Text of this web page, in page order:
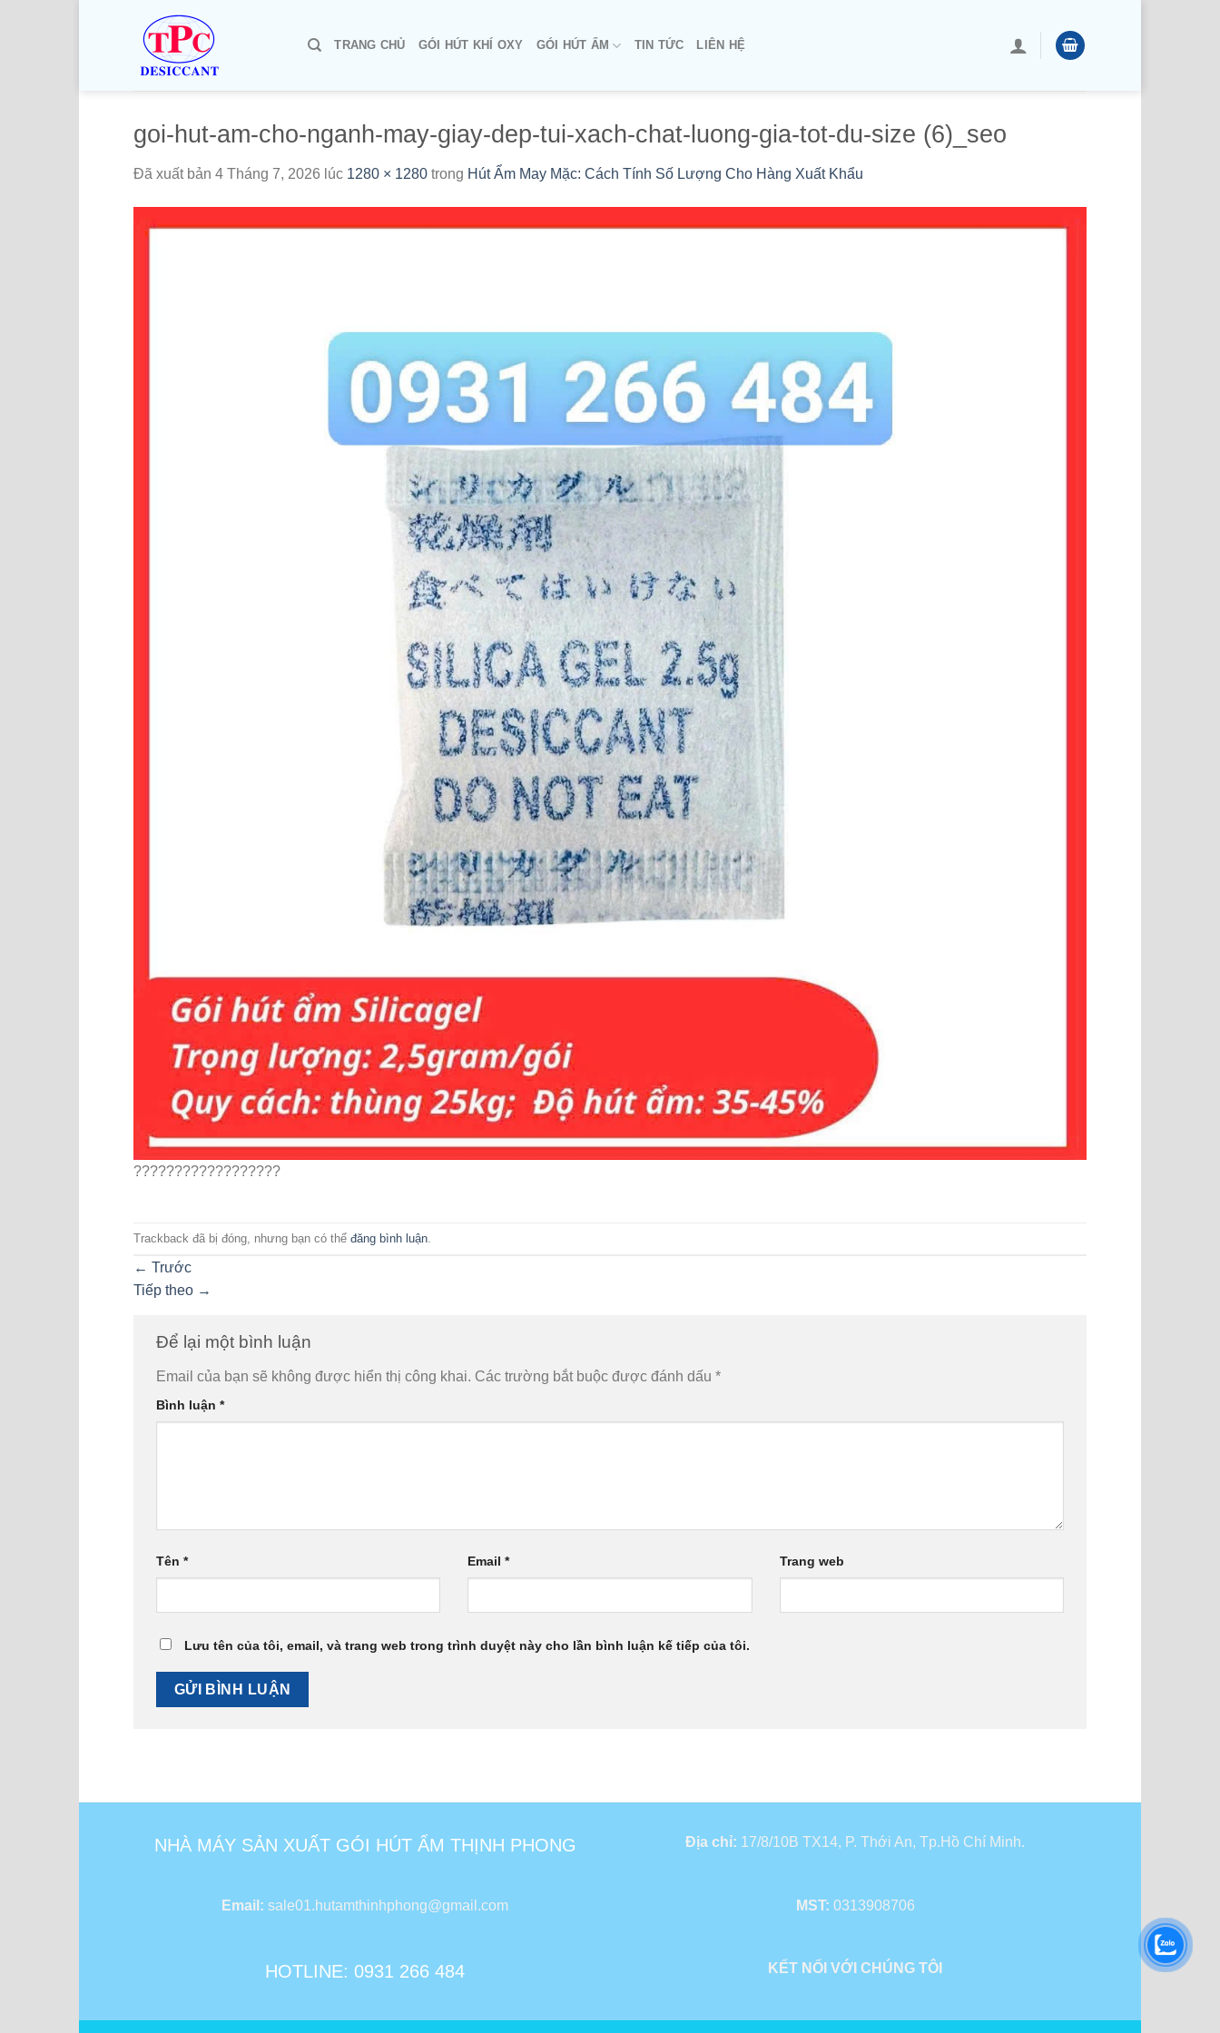
TRANG CHỦ GÓI HÚT KHÍ OXY GÓI HÚT ẨM TIN TỨC LIÊN HỆ
goi-hut-am-cho-nganh-may-giay-dep-tui-xach-chat-luong-gia-tot-du-size (6)_seo
Đã xuất bản 4 Tháng 7, 2026 lúc 1280 × 1280 trong Hút Ẩm May Mặc: Cách Tính Số Lượng Cho Hàng Xuất Khẩu
??????????????????
Trackback đã bị đóng, nhưng bạn có thể đăng bình luận
← Trước
Tiếp theo →
Để lại một bình luận
Email của bạn sẽ không được hiển thị công khai. Các trường bắt buộc được đánh dấu *
Bình luận *
Tên * Email* Trang web
Lưu tên của tôi, email, và trang web trong trình duyệt này cho lần bình luận kế tiếp của tôi.
NHÀ MÁY SẢN XUẤT GÓI HÚT ẨM THỊNH PHONG Địa chỉ: 17/8/10B TX14, P. Thới An, Tp.Hồ Chí Minh.
Email: sale01.hutamthinhphong@gmail.com MST: 0313908706
HOTLINE: 0931 266 484 KẾT NỐI VỚI CHÚNG TÔI